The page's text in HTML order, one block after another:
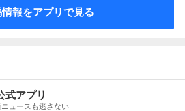
報をアプリで見る
式アプリ
ュースも逃さない